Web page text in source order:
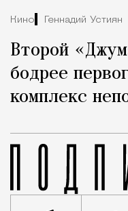
Кино Геннадий Устиян
Второй
бодрее
комплекс